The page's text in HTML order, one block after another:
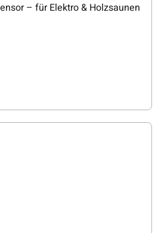
– für Elektro & Holzsaunen